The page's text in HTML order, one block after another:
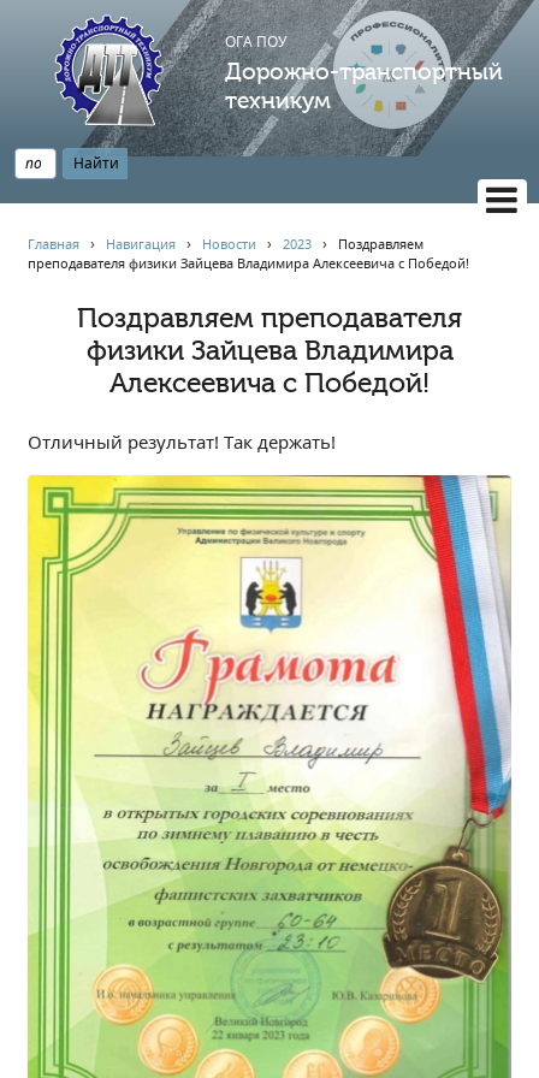
ОГА ПОУ
Дорожно-транспортный
техникум
НАВИГАЦИЯ
Главная
Профессионалитет
АБИТУРИЕНТУ
Новости
Наблюдательный совет
Информация
Независимая оценка качества
Обращения онлайн
Региональный центр по профилактике ДДТТ
Учебно-производственный комплекс
Противодействие коррупции
Всероссийское чемпионатное движение
Региональная инновационная площадка
СВЕДЕНИЯ ОБ ОБРАЗОВАТЕЛЬНОЙ ОРГАНИЗАЦИИ
Основные сведения
Структура и органы управления образовательной
организацией
Документы
Главная › Навигация › Новости ›2023 › Поздравляем
преподавателя физики Зайцева Владимира Алексеевича с Победой!
Поздравляем преподавателя
физики Зайцева Владимира
Алексеевича с Победой!
Отличный результат! Так держать!